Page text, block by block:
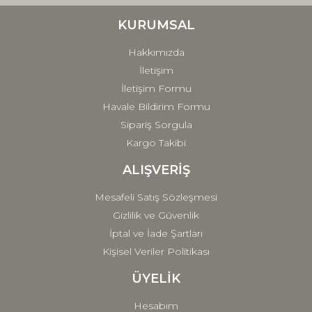
Ürün fiyatı diğer sitelerden daha pahalı.
Gönder
KURUMSAL
Hakkımızda
İletişim
İletişim Formu
Havale Bildirim Formu
Sipariş Sorgula
Kargo Takibi
ALIŞVERİŞ
Mesafeli Satış Sözleşmesi
Gizlilik ve Güvenlik
İptal ve İade Şartları
Kişisel Veriler Politikası
ÜYELİK
Hesabım